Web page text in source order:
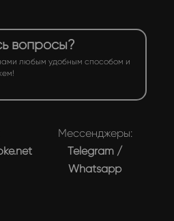
вопросы?
любым удобным способом и
Мессенджеры:
Telegram /
Whatsapp